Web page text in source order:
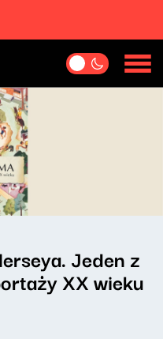
Jeden z
XX wieku